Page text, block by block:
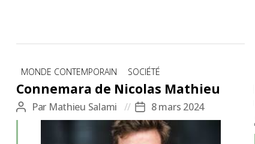
Catégories
MONDE CONTEMPORAIN SOCIÉTÉ
Connemara de Nicolas Mathieu
Auteur
Par Mathieu Salami
Date
de
l’article
8 mars 2024